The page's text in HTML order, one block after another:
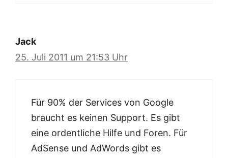
Jack
25. Juli 2011 um 21:53 Uhr
Für 90% der Services von Google
braucht es keinen Support. Es gibt
eine ordentliche Hilfe und Foren. Für
AdSense und AdWords gibt es